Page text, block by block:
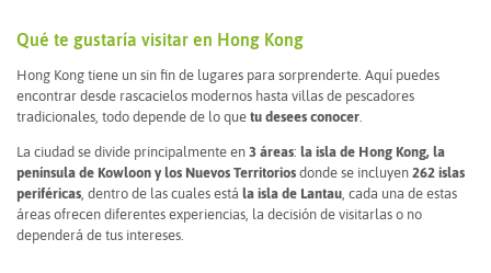
Qué te gustaría visitar en Hong Kong
Hong Kong tiene un sin fin de lugares para sorprenderte. Aquí puedes
encontrar desde rascacielos modernos hasta villas de pescadores
tradicionales, todo depende de lo que tu desees conocer
La ciudad se divide principalmente en 3 áreas: la isla de Hong Kong, la
península de Kowloon y los Nuevos Territorios donde se incluyen 262 islas
periféricas , dentro de las cuales está la isla de Lantau , cada una de estas
áreas ofrecen diferentes experiencias, la decisión de visitarlas o no
dependerá de tus intereses.